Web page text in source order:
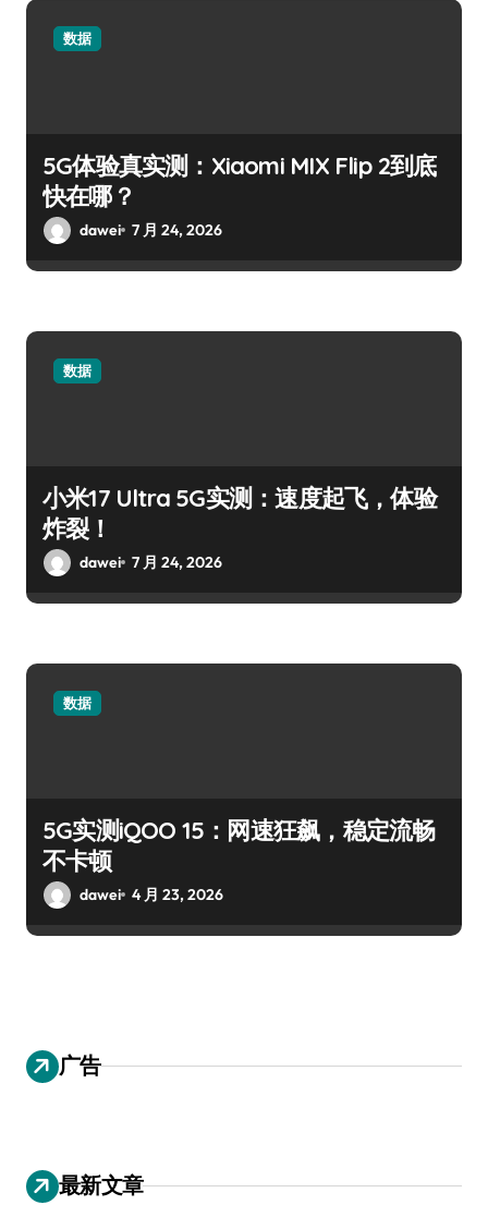
数据
5G体验真实测：Xiaomi MIX Flip 2到底
快在哪？
dawei 7 月 24, 2026
数据
小米17 Ultra 5G实测：速度起飞，体验
炸裂！
dawei 7 月 24, 2026
数据
5G实测iQOO 15：网速狂飙，稳定流畅
不卡顿
dawei 4 月 23, 2026
广告
最新文章